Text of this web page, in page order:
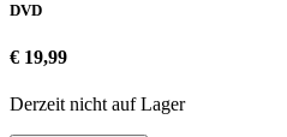
DVD
€ 19,99
Derzeit nicht auf Lager